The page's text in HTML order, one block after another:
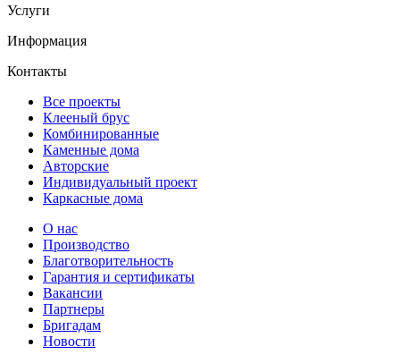
Услуги
Информация
Контакты
Все проекты
Клееный брус
Комбинированные
Каменные дома
Авторские
Индивидуальный проект
Каркасные дома
О нас
Производство
Благотворительность
Гарантия и сертификаты
Вакансии
Партнеры
Бригадам
Новости